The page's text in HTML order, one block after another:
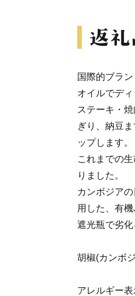
国際的ブラ
オイルでディ
ステーキ・
ぎり、納豆
ップします。
これまでの
りました。
カンボジア
用した、有機
遮光瓶で劣
胡椒(カンボ
アレルギー